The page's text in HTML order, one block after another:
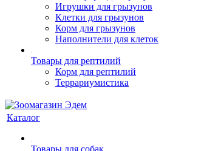
Игрушки для грызунов
Клетки для грызунов
Корм для грызунов
Наполнители для клеток
Товары для рептилий
Корм для рептилий
Террариумистика
Каталог
Товары для собак